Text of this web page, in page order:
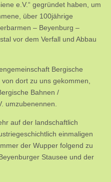
e.V.“ gegründet haben, um
über 100jährige
– Beyenburg –
vor dem Verfall und Abbau
Bergische
dort zu uns gekommen,
Bahnen /
umzubenennen.
auf der landschaftlich
einmaligen
der Wupper folgend zu
Stausee und der